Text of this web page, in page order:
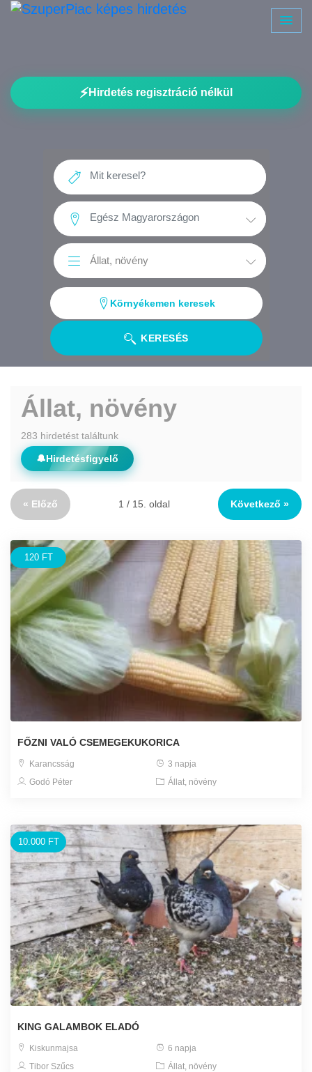
⚡Hirdetés regisztráció nélkül
KERESÉS
Környékemen keresek
Állat, növény
283 hirdetést találtunk
🔔Hirdetésfigyelő
« Előző 1 / 15. oldal Következő »
120 FT
FŐZNI VALÓ CSEMEGEKUKORICA
Karancsság
3 napja
Godó Péter
Állat, növény
10.000 FT
KING GALAMBOK ELADÓ
Kiskunmajsa
6 napja
Tibor Szűcs
Állat, növény